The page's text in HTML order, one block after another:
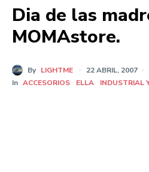
Dia de las
MOMAstore.
By LIGHTME
22 ABRIL, 2007
In ACCESORIOS ELLA INDUSTRIAL